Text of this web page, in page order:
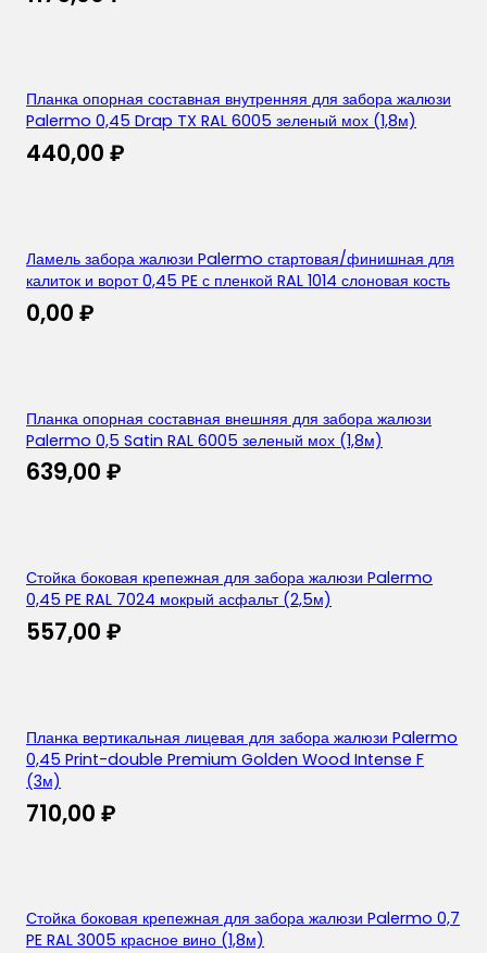
Планка опорная составная внутренняя для забора жалюзи
Palermo 0,45 Drap TX RAL 6005 зеленый мох (1,8м)
440,00 ₽
Ламель забора жалюзи Palermo стартовая/финишная для
калиток и ворот 0,45 PE с пленкой RAL 1014 слоновая кость
0,00 ₽
Планка опорная составная внешняя для забора жалюзи
Palermo 0,5 Satin RAL 6005 зеленый мох (1,8м)
639,00 ₽
Стойка боковая крепежная для забора жалюзи Palermo
0,45 PE RAL 7024 мокрый асфальт (2,5м)
557,00 ₽
Планка вертикальная лицевая для забора жалюзи Palermo
0,45 Print-double Premium Golden Wood Intense F
(3м)
710,00 ₽
Стойка боковая крепежная для забора жалюзи Palermo 0,7
PE RAL 3005 красное вино (1,8м)